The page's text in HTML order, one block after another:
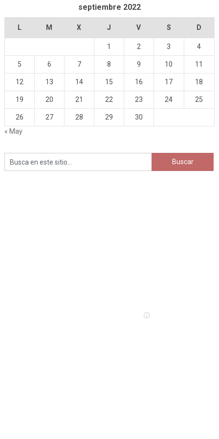
septiembre 2022
L M X J V S D
1 2 3 4
5 6 7 8 9 10 11
12 13 14 15 16 17 18
19 20 21 22 23 24 25
26 27 28 29
30
« May